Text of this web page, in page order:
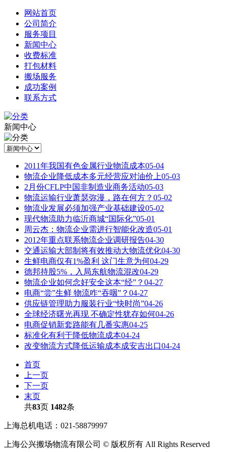
网站首页
公司简介
服务项目
新闻中心
收费标准
打包材料
搬场服务
成功案例
联系方式
新闻中心
2011年我国有色金属行业物流成本05-04
物流企业降低成本多元经营应对油价上05-03
2月份CFLP中国非制造业商务活动05-03
物流运输行业萧瑟弥漫，路在何方？ 05-02
物流业发展必须加强产业基础建设05-02
现代物流助力临沂商城“国际化”05-01
周云杰：物流企业需进行智能化改造05-01
2012年重点联系物流企业调研报告04-30
交通运输大部制将有效推动大物流优化04-30
生鲜电商仅有1%盈利 这门生意为何04-29
德邦持股5%，入局东航物流混改04-29
物流企业如何念好安全这本“经”？ 04-27
电商“尝”生鲜 物流咋“吞咽”？ 04-27
供应链管理助力服装行业“快时尚”04-26
全球经济曙光再现 不确定性犹存如何04-26
电商促销新套路能有几番实惠04-25
标准化有利于降低物流成本04-24
改变物流方式降低运输成本成安吉出口04-24
首页
上一页
下一页
末页
共83页 1482条
上海总机电话：021-58879997
上海公兴搬场物流有限公司 © 版权所有 All Rights Reserved